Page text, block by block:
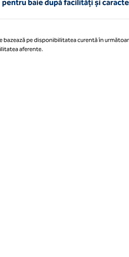
pentru baie după facilități și
bazează pe disponibilitatea curentă în
aferente.